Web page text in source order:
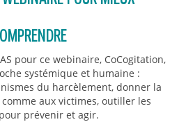
pour ce webinaire, CoCogitation,
systémique et humaine :
du harcèlement, donner la
aux victimes, outiller les
prévenir et agir.